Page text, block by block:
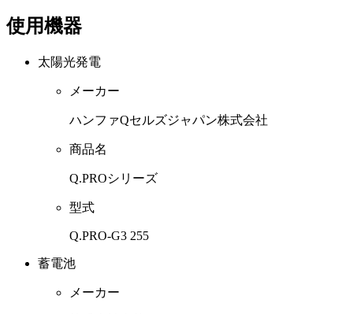
使用機器
太陽光発電
メーカー
ハンファQセルズジャパン株式会社
商品名
Q.PROシリーズ
型式
Q.PRO-G3 255
蓄電池
メーカー